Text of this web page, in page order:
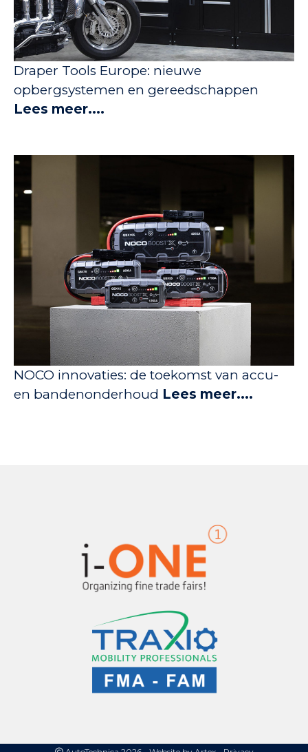
Draper Tools Europe: nieuwe
opbergsystemen en gereedschappen
Lees meer....
NOCO innovaties: de toekomst van accu-
en bandenonderhoud Lees meer....